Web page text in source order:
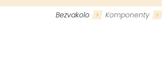
Bezvakolo Komponenty